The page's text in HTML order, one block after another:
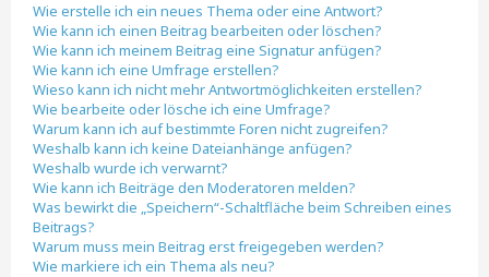
Wie erstelle ich ein neues Thema oder eine Antwort?
Wie kann ich einen Beitrag bearbeiten oder löschen?
Wie kann ich meinem Beitrag eine Signatur anfügen?
Wie kann ich eine Umfrage erstellen?
Wieso kann ich nicht mehr Antwortmöglichkeiten erstellen?
Wie bearbeite oder lösche ich eine Umfrage?
Warum kann ich auf bestimmte Foren nicht zugreifen?
Weshalb kann ich keine Dateianhänge anfügen?
Weshalb wurde ich verwarnt?
Wie kann ich Beiträge den Moderatoren melden?
Was bewirkt die „Speichern“-Schaltfläche beim Schreiben eines
Beitrags?
Warum muss mein Beitrag erst freigegeben werden?
Wie markiere ich ein Thema als neu?